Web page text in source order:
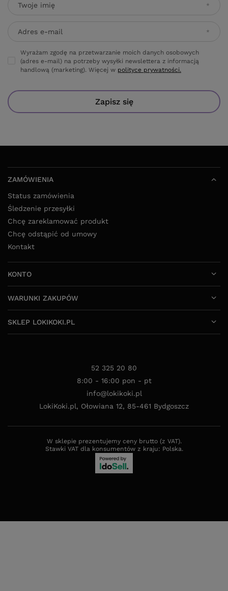
Twoje imię
Adres e-mail
Wyrażam zgodę na przetwarzanie moich danych osobowych
(adres e-mail) na potrzeby wysyłki newslettera z informacją
handlową (marketing). Więcej w polityce prywatności.
Zapisz się
ZAMÓWIENIA
Status zamówienia
Śledzenie przesyłki
Chcę zareklamować produkt
Chcę odstąpić od umowy
Kontakt
KONTO
WARUNKI ZAKUPÓW
SKLEP LOKIKOKI.PL
52 325 20 80
8:00 - 16:00 pon - pt
info@lokikoki.pl
LokiKoki.pl, Ołowiana 12, 85-461 Bydgoszcz
W sklepie prezentujemy ceny brutto (z VAT).
Stawki VAT dla konsumentów z kraju: Polska.